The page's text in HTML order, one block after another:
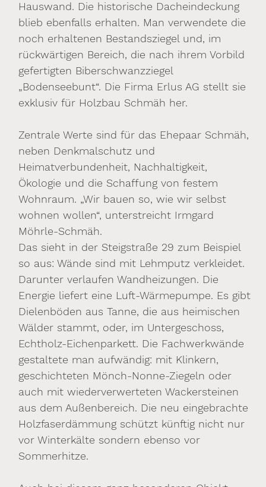
Hauswand. Die historische Dacheindeckung
blieb ebenfalls erhalten. Man verwendete die
noch erhaltenen Bestandsziegel und, im
rückwärtigen Bereich, die nach ihrem Vorbild
gefertigten Biberschwanzziegel
„Bodenseebunt“. Die Firma Erlus AG stellt sie
exklusiv für Holzbau Schmäh her.
Zentrale Werte sind für das Ehepaar Schmäh,
neben Denkmalschutz und
Heimatverbundenheit, Nachhaltigkeit,
Ökologie und die Schaffung von festem
Wohnraum. „Wir bauen so, wie wir selbst
wohnen wollen“, unterstreicht Irmgard
Möhrle-Schmäh.
Das sieht in der Steigstraße 29 zum Beispiel
so aus: Wände sind mit Lehmputz verkleidet.
Darunter verlaufen Wandheizungen. Die
Energie liefert eine Luft-Wärmepumpe. Es gibt
Dielenböden aus Tanne, die aus heimischen
Wälder stammt, oder, im Untergeschoss,
Echtholz-Eichenparkett. Die Fachwerkwände
gestaltete man aufwändig: mit Klinkern,
geschichteten Mönch-Nonne-Ziegeln oder
auch mit wiederverwerteten Wackersteinen
aus dem Außenbereich. Die neu eingebrachte
Holzfaserdämmung schützt künftig nicht nur
vor Winterkälte sondern ebenso vor
Sommerhitze.